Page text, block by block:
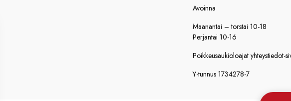
Avoinna
Maanantai – torstai 10-18
Perjantai 10-16
Poikkeusaukioloajat yhteystiedot-
Y-tunnus 1734278-7